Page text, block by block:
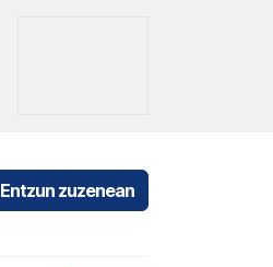
Entzun zuzenean